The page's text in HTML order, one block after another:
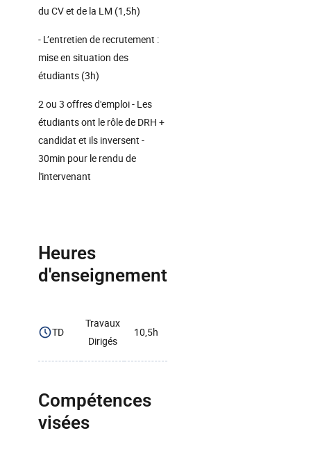
du CV et de la LM (1,5h)
- L’entretien de recrutement :
mise en situation des
étudiants (3h)
2 ou 3 offres d'emploi - Les
étudiants ont le rôle de DRH +
candidat et ils inversent -
30min pour le rendu de
l'intervenant
Heures
d'enseignement
TD
Travaux
Dirigés
10,5h
Compétences
visées